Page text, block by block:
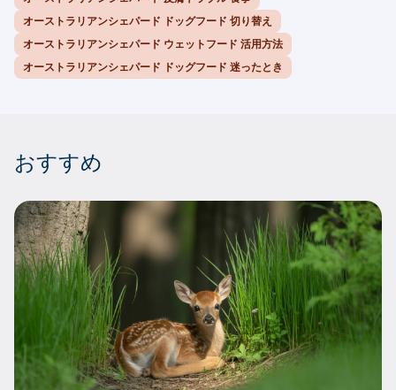
オーストラリアンシェパード ドッグフード 切り替え
オーストラリアンシェパード ウェットフード 活用方法
オーストラリアンシェパード ドッグフード 迷ったとき
おすすめ